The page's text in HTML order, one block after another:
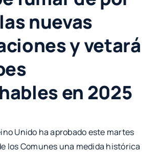
nuevas
y vetará
en 2025
Unido ha aprobado este martes
los Comunes una medida histórica